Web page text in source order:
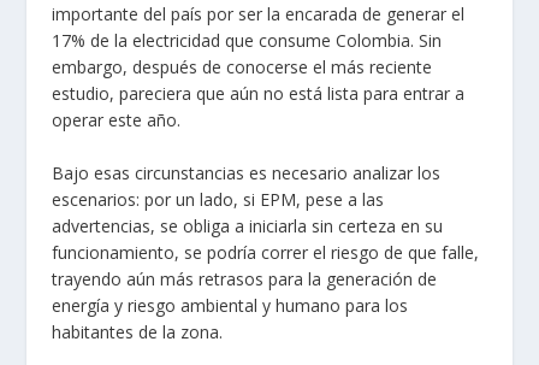
importante del país por ser la encarada de generar el
17% de la electricidad que consume Colombia. Sin
embargo, después de conocerse el más reciente
estudio, pareciera que aún no está lista para entrar a
operar este año.
Bajo esas circunstancias es necesario analizar los
escenarios: por un lado, si EPM, pese a las
advertencias, se obliga a iniciarla sin certeza en su
funcionamiento, se podría correr el riesgo de que falle,
trayendo aún más retrasos para la generación de
energía y riesgo ambiental y humano para los
habitantes de la zona.